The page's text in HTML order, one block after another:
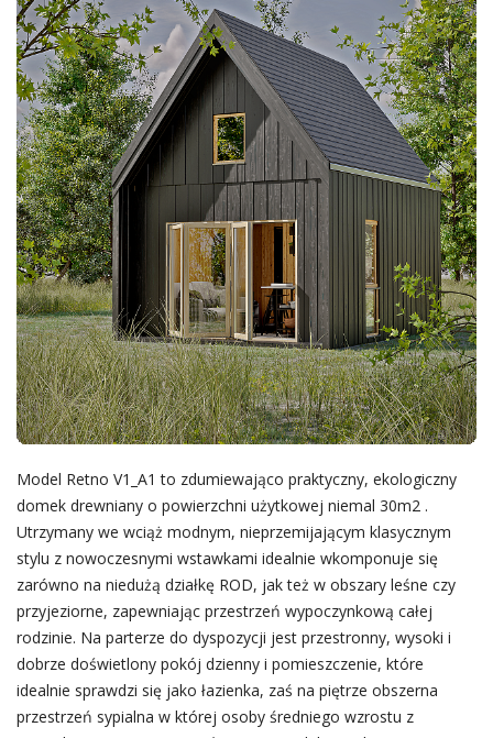
Model Retno V1_A1 to zdumiewająco praktyczny, ekologiczny
domek drewniany o powierzchni użytkowej niemal 30m2 .
Utrzymany we wciąż modnym, nieprzemijającym klasycznym
stylu z nowoczesnymi wstawkami idealnie wkomponuje się
zarówno na niedużą działkę ROD, jak też w obszary leśne czy
przyjeziorne, zapewniając przestrzeń wypoczynkową całej
rodzinie. Na parterze do dyspozycji jest przestronny, wysoki i
dobrze doświetlony pokój dzienny i pomieszczenie, które
idealnie sprawdzi się jako łazienka, zaś na piętrze obszerna
przestrzeń sypialna w której osoby średniego wzrostu z